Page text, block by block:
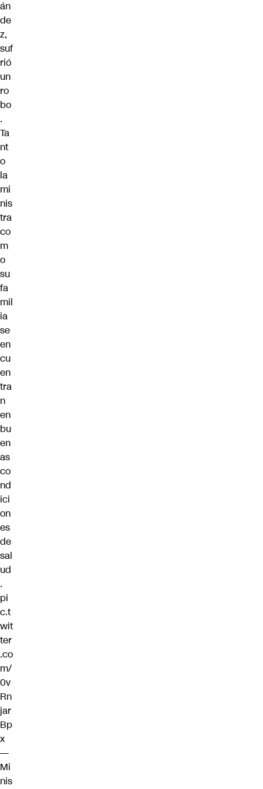
án
de
z,
suf
rió
un
ro
bo
.
Ta
nt
o
la
mi
nis
tra
co
m
o
su
fa
mil
ia
se
en
cu
en
tra
n
en
bu
en
as
co
nd
ici
on
es
de
sal
ud
.
pi
c.t
wit
ter
.co
m/
0v
Rn
jar
Bp
x
—
Mi
nis